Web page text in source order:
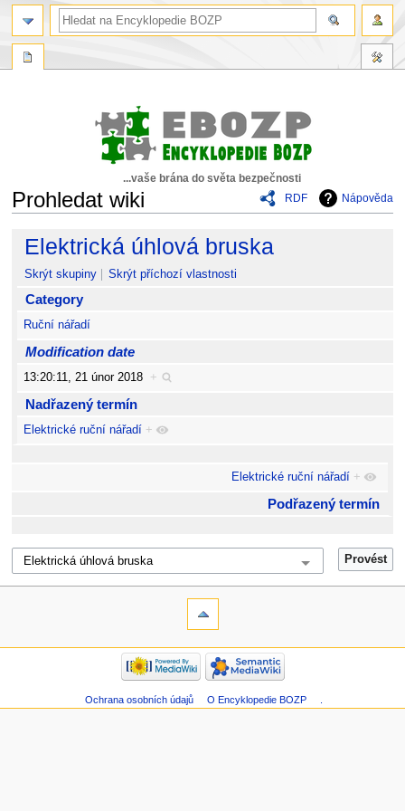
...vaše brána do světa bezpečnosti
RDF
Nápověda
Prohledat wiki
Skočit
navigaci
Skočit
vyhledávání
Elektrická úhlová bruska
Skrýt skupiny Skrýt příchozí vlastnosti
Category
Ruční nářadí
Modification date
13:20:11, 21 únor 2018 +
Nadřazený termín
Elektrické ruční nářadí +
Elektrické ruční nářadí +
Podřazený termín
Ochrana osobních údajů O Encyklopedie BOZP